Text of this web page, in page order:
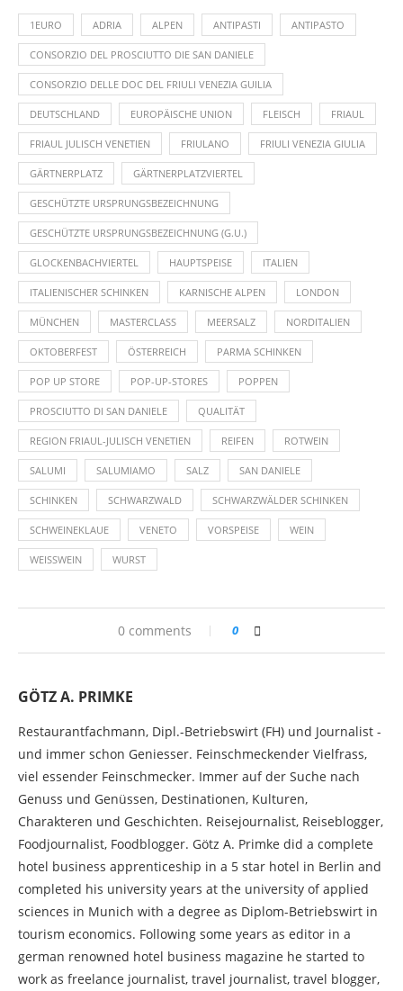
1EURO ADRIA ALPEN ANTIPASTI ANTIPASTO
CONSORZIO DEL PROSCIUTTO DIE SAN DANIELE
CONSORZIO DELLE DOC DEL FRIULI VENEZIA GUILIA
DEUTSCHLAND EUROPÄISCHE UNION FLEISCH FRIAUL
FRIAUL JULISCH VENETIEN FRIULANO FRIULI VENEZIA GIULIA
GÄRTNERPLATZ GÄRTNERPLATZVIERTEL
GESCHÜTZTE URSPRUNGSBEZEICHNUNG
GESCHÜTZTE URSPRUNGSBEZEICHNUNG (G.U.)
GLOCKENBACHVIERTEL HAUPTSPEISE ITALIEN
ITALIENISCHER SCHINKEN KARNISCHE ALPEN LONDON
MÜNCHEN MASTERCLASS MEERSALZ NORDITALIEN
OKTOBERFEST ÖSTERREICH PARMA SCHINKEN
POP UP STORE POP-UP-STORES POPPEN
PROSCIUTTO DI SAN DANIELE QUALITÄT
REGION FRIAUL-JULISCH VENETIEN REIFEN ROTWEIN
SALUMI SALUMIAMO SALZ SAN DANIELE
SCHINKEN SCHWARZWALD SCHWARZWÄLDER SCHINKEN
SCHWEINEKLAUE VENETO VORSPEISE WEIN
WEISSWEIN WURST
0 comments 0
GÖTZ A. PRIMKE
Restaurantfachmann, Dipl.-Betriebswirt (FH) und Journalist -
und immer schon Geniesser. Feinschmeckender Vielfrass,
viel essender Feinschmecker. Immer auf der Suche nach
Genuss und Genüssen, Destinationen, Kulturen,
Charakteren und Geschichten. Reisejournalist, Reiseblogger,
Foodjournalist, Foodblogger. Götz A. Primke did a complete
hotel business apprenticeship in a 5 star hotel in Berlin and
completed his university years at the university of applied
sciences in Munich with a degree as Diplom-Betriebswirt in
tourism economics. Following some years as editor in a
german renowned hotel business magazine he started to
work as freelance journalist, travel journalist, travel blogger,